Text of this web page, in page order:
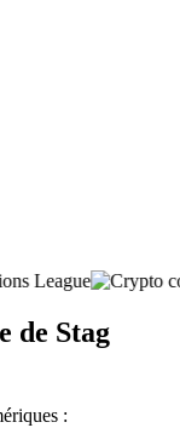
de Stag
: